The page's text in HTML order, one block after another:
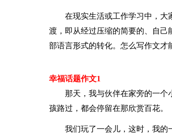
在现实生活或工作学习中，大
渡，即从经过压缩的简要的、自
部语言形式的转化。怎么写作文才
幸福话题作文1
那天，我与伙伴在家旁的一个
孩路过，都会停留在那欣赏百花。
我们玩了一会儿，这时，我的